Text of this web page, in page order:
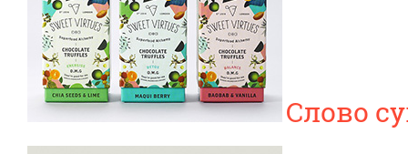
Слово